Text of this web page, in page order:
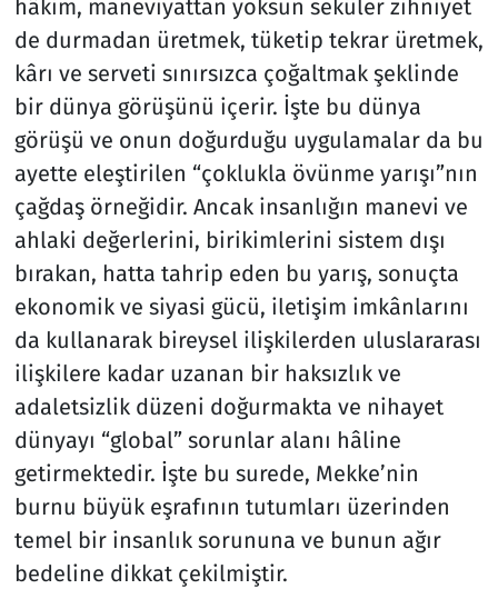
hâkim, maneviyattan yoksun seküler zihniyet
de durmadan üretmek, tüketip tekrar üretmek,
kârı ve serveti sınırsızca çoğaltmak şeklinde
bir dünya görüşünü içerir. İşte bu dünya
görüşü ve onun doğurduğu uygulamalar da bu
ayette eleştirilen “çoklukla övünme yarışı”nın
çağdaş örneğidir. Ancak insanlığın manevi ve
ahlaki değerlerini, birikimlerini sistem dışı
bırakan, hatta tahrip eden bu yarış, sonuçta
ekonomik ve siyasi gücü, iletişim imkânlarını
da kullanarak bireysel ilişkilerden uluslararası
ilişkilere kadar uzanan bir haksızlık ve
adaletsizlik düzeni doğurmakta ve nihayet
dünyayı “global” sorunlar alanı hâline
getirmektedir. İşte bu surede, Mekke’nin
burnu büyük eşrafının tutumları üzerinden
temel bir insanlık sorununa ve bunun ağır
bedeline dikkat çekilmiştir.